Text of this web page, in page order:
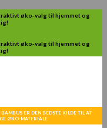
øko-valg til hjemmet og
øko-valg til hjemmet og
ER DEN BEDSTE KILDE TIL AT
ØKO-MATERIALE